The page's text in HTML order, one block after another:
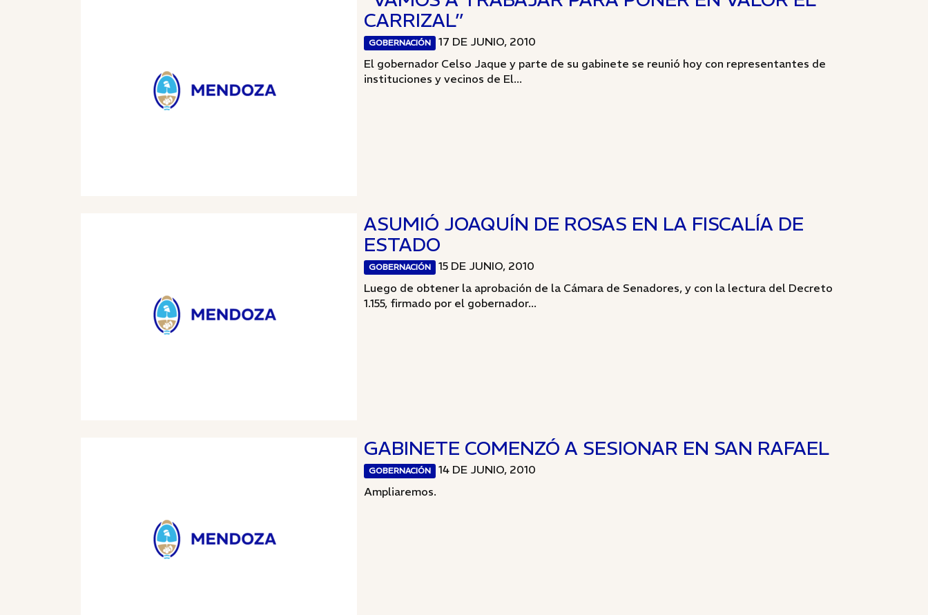
CARRIZAL”
GOBERNACIÓN
17 DE JUNIO, 2010
El gobernador Celso Jaque y parte de su gabinete se reunió hoy con representantes de
instituciones y vecinos de El...
ASUMIÓ JOAQUÍN DE ROSAS EN LA FISCALÍA DE
ESTADO
GOBERNACIÓN
15 DE JUNIO, 2010
Luego de obtener la aprobación de la Cámara de Senadores, y con la lectura del Decreto
1.155, firmado por el gobernador...
GABINETE COMENZÓ A SESIONAR EN SAN RAFAEL
GOBERNACIÓN
14 DE JUNIO, 2010
Ampliaremos.